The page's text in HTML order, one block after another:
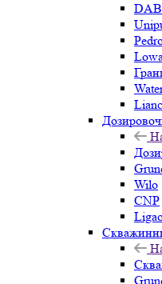
DAB
Wilo
CNP